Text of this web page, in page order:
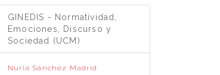
GINEDIS - Normatividad,
Emociones, Discurso y
Sociedad (UCM)
Nuria Sánchez Madrid